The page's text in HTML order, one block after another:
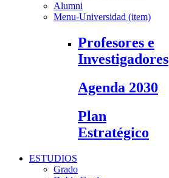
Alumni
Menu-Universidad (item)
Profesores e
Investigadores
Agenda 2030
Plan
Estratégico
ESTUDIOS
Grado